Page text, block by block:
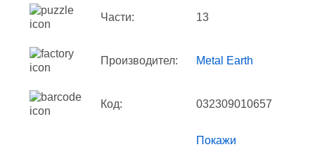
Части: 13
Производител: Metal Earth
Код: 032309010657
Покажи